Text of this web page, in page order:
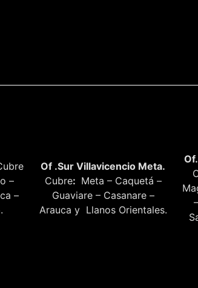
–
–
Of .Sur Villavicencio Meta.
Cubre: Meta – Caquetá –
Guaviare – Casanare –
Arauca y Llanos Orientales.